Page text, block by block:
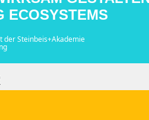
ECOSYSTEMS
der Steinbeis+Akademie